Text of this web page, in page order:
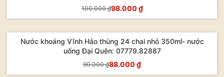
100.000 ₫98.000 ₫
- 2%
Nước khoáng Vĩnh Hảo thùng 24 chai nhỏ 350ml- nước
uống Đại Quên: 07779.82887
90.000 ₫88.000 ₫